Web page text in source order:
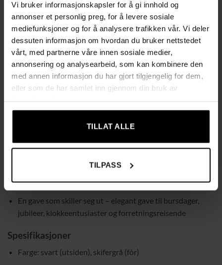
Vi bruker informasjonskapsler for å gi innhold og
annonser et personlig preg, for å levere sosiale
mediefunksjoner og for å analysere trafikken vår. Vi deler
dessuten informasjon om hvordan du bruker nettstedet
vårt, med partnerne våre innen sosiale medier,
annonsering og analysearbeid, som kan kombinere den
med annen informasjon du har gjort tilgjengelig for dem,
eller som de har samlet inn gjennom din bruk av
TILLAT ALLE
TILPASS
Kompakt og lett å ta med – passer enkelt i ryggsekk eller
koffert
Perfekt for forretningsreiser, helgeturer og daglig pendling
Romslig og fleksibel oppbevaring med 3 store rom som
passer klokker i ulike størrelser
Elastiske bånd og lommer i lokket til armbånd og små
Beskyttelse hele veien med stiv utside, mykt fôr i
fuskmocka og sikre glidelåser
Bidrar til å beskytte klokker og tilbehør mot riper og støt,
En gave som skiller seg ut – elegant gave til bursdager,
jubileer, klokkeentusiaster og forretningsreisende
Spesifikasjoner
Farge: svart (utsiden), skifergrå (fôr)